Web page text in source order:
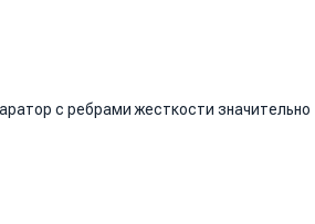
с ребрами жесткости значительно